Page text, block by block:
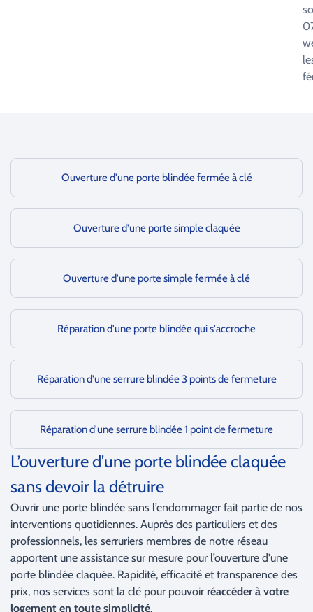
Ouverture d'une porte blindée fermée à clé
Ouverture d'une porte simple claquée
Ouverture d'une porte simple fermée à clé
Réparation d'une porte blindée qui s'accroche
Réparation d'une serrure blindée 3 points de fermeture
Réparation d'une serrure blindée 1 point de fermeture
L’ouverture d'une porte blindée claquée
sans devoir la détruire
Ouvrir une porte blindée sans l’endommager fait partie de nos
interventions quotidiennes. Auprès des particuliers et des
professionnels, les serruriers membres de notre réseau
apportent une assistance sur mesure pour l’ouverture d'une
porte blindée claquée. Rapidité, efficacité et transparence des
prix, nos services sont la clé pour pouvoir réaccéder à votre
logement en toute simplicité.